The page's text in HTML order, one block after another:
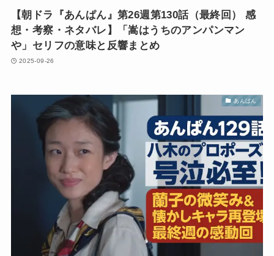
【朝ドラ『あんぱん』第26週第130話（最終回） 感
想・考察・ネタバレ】「嵩はうちのアンパンマン
や」セリフの意味と反響まとめ
2025-09-26
あんぱん